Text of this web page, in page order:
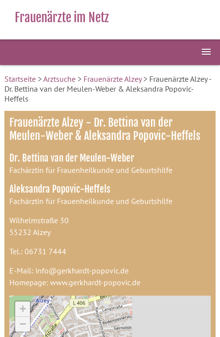
Frauenärzte im Netz
Startseite>Arztsuche> Frauenärzte Alzey> Frauenärzte Alzey -
Dr. Bettina van der Meulen-Weber & Aleksandra Popovic-
Heffels
Frauenärzte Alzey - Dr. Bettina van der
Meulen-Weber & Aleksandra Popovic-Heffels
Dr. Bettina van der Meulen-Weber
Fachärztin für Frauenheilkunde und Geburtshilfe
Aleksandra Popovic-Heffels
Fachärztin für Frauenheilkunde und Geburtshilfe
Wilhelmstraße 30
55232 Alzey
Tel.: 06731 7444
E-Mail: info@gerkhardt-popovic.de
Homepage: www.gerkhardt-popovic.de
+
−